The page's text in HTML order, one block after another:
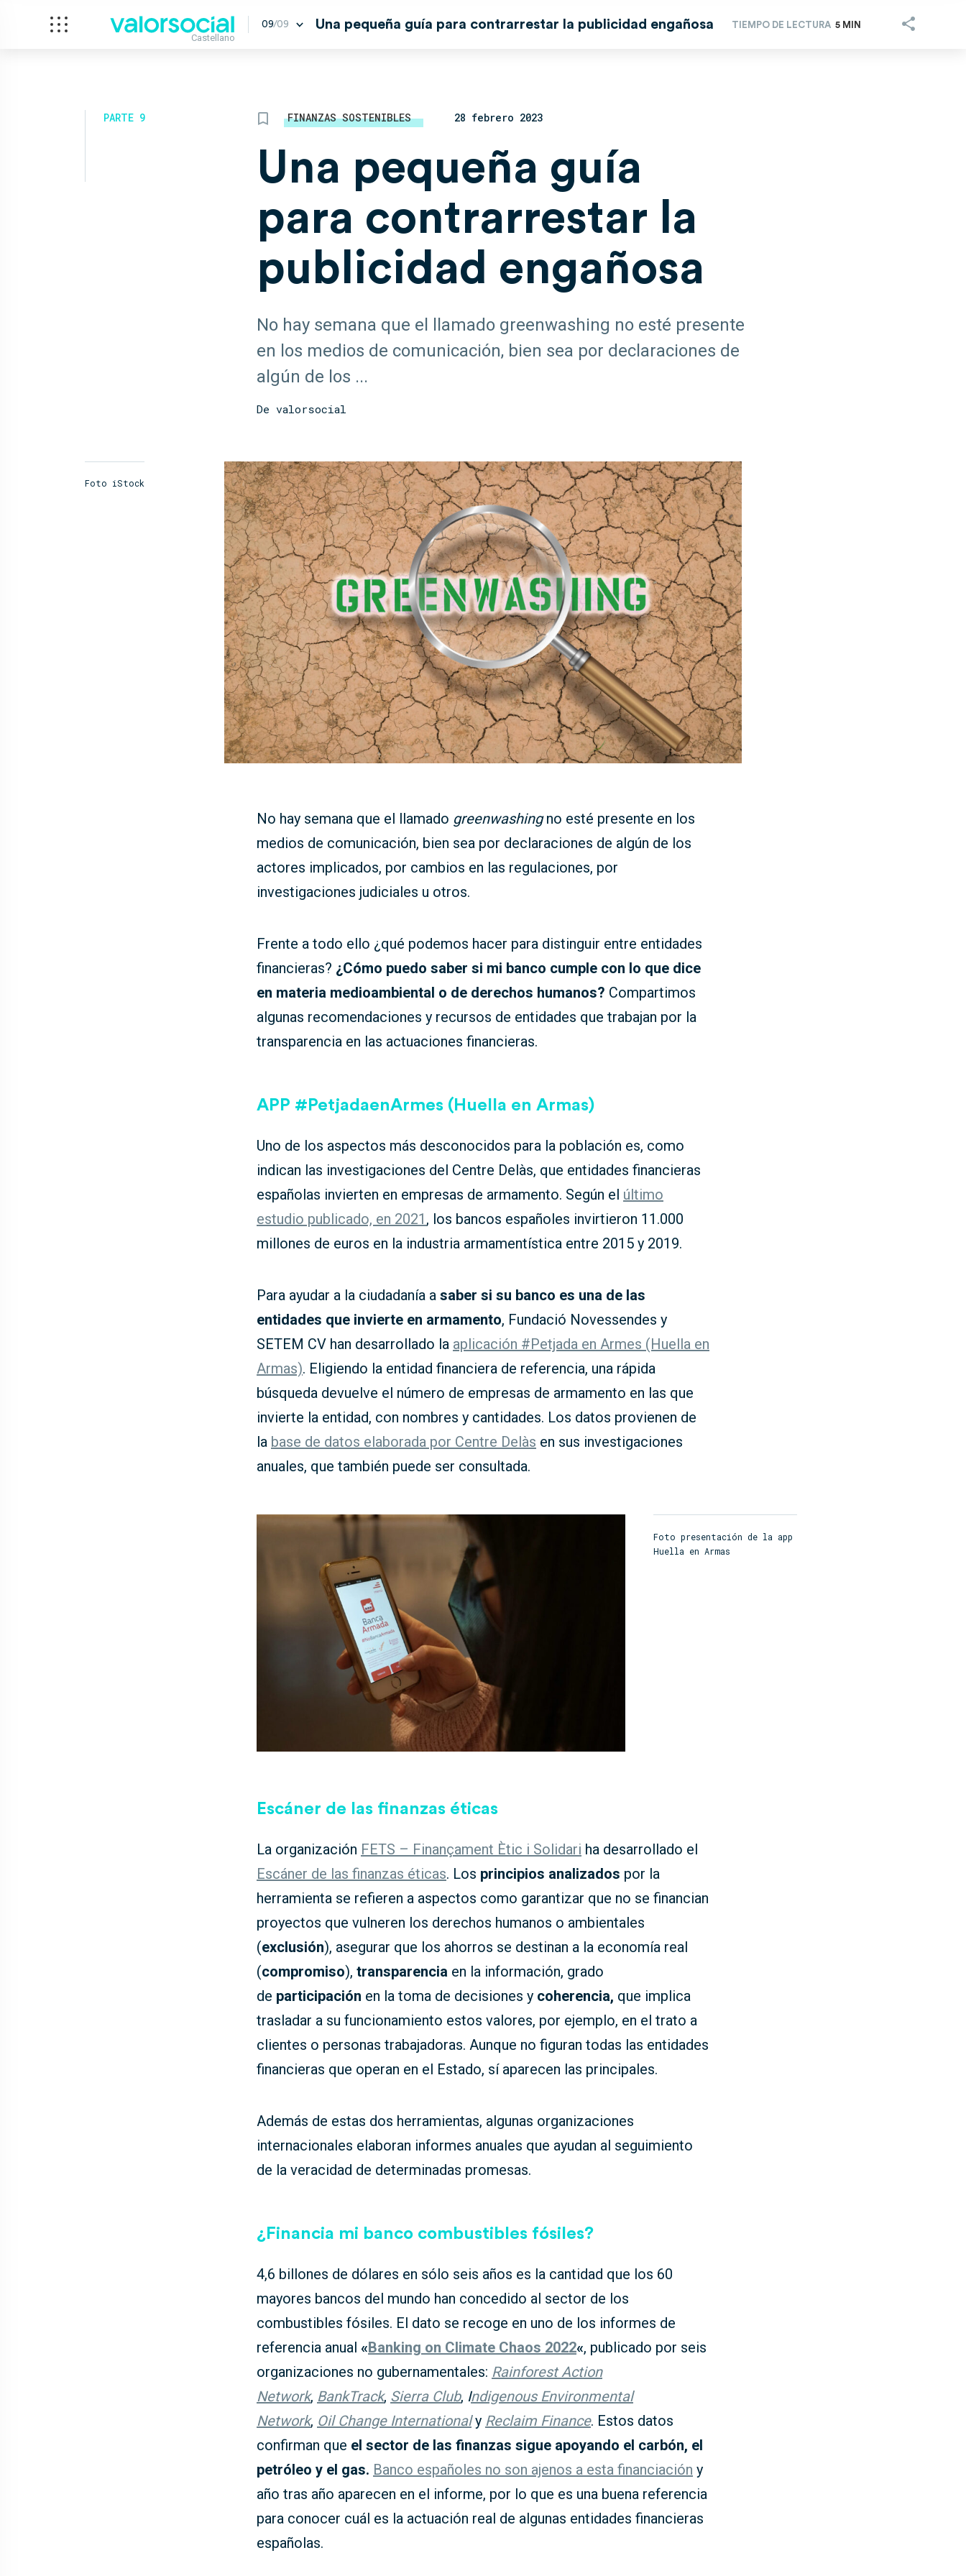
Castellano
09/09 Una pequeña guía para contrarrestar la publicidad engañosa TIEMPO DE LECTURA 5 MIN
PARTE 9 FINANZAS SOSTENIBLES 28 febrero 2023
Una pequeña guía
para contrarrestar la
publicidad engañosa
No hay semana que el llamado greenwashing no esté presente
en los medios de comunicación, bien sea por declaraciones de
algún de los ...
De valorsocial
Foto iStock
No hay semana que el llamado greenwashingno esté presente en los
medios de comunicación, bien sea por declaraciones de algún de los
actores implicados, por cambios en las regulaciones, por
investigaciones judiciales u otros.
Frente a todo ello ¿qué podemos hacer para distinguir entre entidades
financieras? ¿Cómo puedo saber si mi banco cumple con lo que dice
en materia medioambiental o de derechos humanos? Compartimos
algunas recomendaciones y recursos de entidades que trabajan por la
transparencia en las actuaciones financieras.
APP #PetjadaenArmes (Huella en Armas)
Uno de los aspectos más desconocidos para la población es, como
indican las investigaciones del Centre Delàs, que entidades financieras
españolas invierten en empresas de armamento. Según el último
estudio publicado, en 2021 , los bancos españoles invirtieron 11.000
millones de euros en la industria armamentística entre 2015 y 2019.
Para ayudar a la ciudadanía a saber si su banco es una de las
entidades que invierte en armamento, Fundació Novessendes y
SETEM CV han desarrollado la aplicación #Petjada en Armes (Huella en
Armas). Eligiendo la entidad financiera de referencia, una rápida
búsqueda devuelve el número de empresas de armamento en las que
invierte la entidad, con nombres y cantidades. Los datos provienen de
la base de datos elaborada por Centre Delàs en sus investigaciones
anuales, que también puede ser consultada.
Foto presentación de la app
Huella en Armas
Escáner de las finanzas éticas
La organización FETS – Finançament Ètic i Solidari ha desarrollado el
Escáner de las finanzas éticas. Los principios analizados por la
herramienta se refieren a aspectos como garantizar que no se financian
proyectos que vulneren los derechos humanos o ambientales
(exclusión), asegurar que los ahorros se destinan a la economía real
(compromiso), transparencia en la información, grado
de participación en la toma de decisiones y coherencia, que implica
trasladar a su funcionamiento estos valores, por ejemplo, en el trato a
clientes o personas trabajadoras. Aunque no figuran todas las entidades
financieras que operan en el Estado, sí aparecen las principales.
Además de estas dos herramientas, algunas organizaciones
internacionales elaboran informes anuales que ayudan al seguimiento
de la veracidad de determinadas promesas.
¿Financia mi banco combustibles fósiles?
4,6 billones de dólares en sólo seis años es la cantidad que los 60
mayores bancos del mundo han concedido al sector de los
combustibles fósiles. El dato se recoge en uno de los informes de
referencia anual «Banking on Climate Chaos 2022«, publicado por seis
organizaciones no gubernamentales: Rainforest Action
Network, BankTrack, Sierra Club, Indigenous Environmental
Network, Oil Change Internationaly Reclaim Finance. Estos datos
confirman que el sector de las finanzas sigue apoyando el carbón, el
petróleo y el gas. Banco españoles no son ajenos a esta financiación y
año tras año aparecen en el informe, por lo que es una buena referencia
para conocer cuál es la actuación real de algunas entidades financieras
españolas.